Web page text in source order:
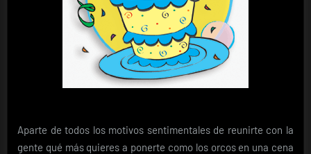
Aparte de todos los motivos sentimentales de reunirte con la
gente qué más quieres a ponerte como los orcos en una cena